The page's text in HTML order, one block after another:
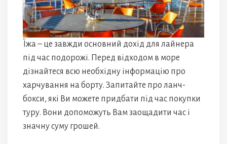
Їжа – це завжди основний дохід для лайнера
під час подорожі. Перед відходом в море
дізнайтеся всю необхідну інформацію про
харчування на борту. Запитайте про ланч-
бокси, які Ви можете придбати під час покупки
туру. Вони допоможуть Вам заощадити час і
значну суму грошей.